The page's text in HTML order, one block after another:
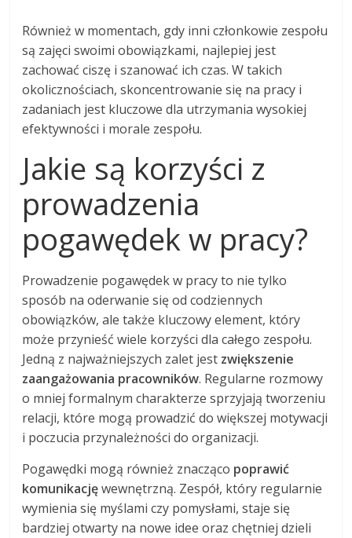
Również w momentach, gdy inni członkowie zespołu
są zajęci swoimi obowiązkami, najlepiej jest
zachować ciszę i szanować ich czas. W takich
okolicznościach, skoncentrowanie się na pracy i
zadaniach jest kluczowe dla utrzymania wysokiej
efektywności i morale zespołu.
Jakie są korzyści z
prowadzenia
pogawędek w pracy?
Prowadzenie pogawędek w pracy to nie tylko
sposób na oderwanie się od codziennych
obowiązków, ale także kluczowy element, który
może przynieść wiele korzyści dla całego zespołu.
Jedną z najważniejszych zalet jest zwiększenie
zaangażowania pracowników. Regularne rozmowy
o mniej formalnym charakterze sprzyjają tworzeniu
relacji, które mogą prowadzić do większej motywacji
i poczucia przynależności do organizacji.
Pogawędki mogą również znacząco poprawić
komunikacjęwewnętrzną. Zespół, który regularnie
wymienia się myślami czy pomysłami, staje się
bardziej otwarty na nowe idee oraz chętniej dzieli